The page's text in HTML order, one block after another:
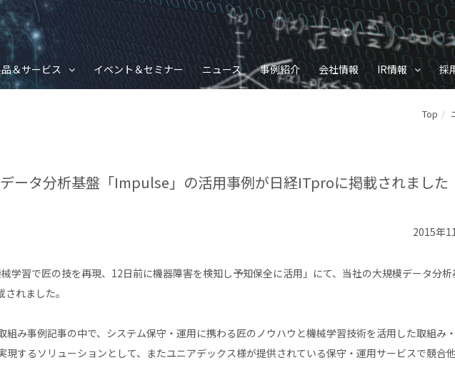
＆サービス イベント＆セミナー ニュース 事例紹介 会社情報 IR情報 採
Top
ータ分析基盤「Impulse」の活用事例が日経ITproに掲載されました
2015年
学習で匠の技を再現、12日前に機器障害を検知し予知保全に活用」にて、当社の大規模データ分析
れました。
組み事例記事の中で、システム保守・運用に携わる匠のノウハウと機械学習技術を活用した取組み
現するソリューションとして、またユニアデックス様が提供されている保守・運用サービスで競合